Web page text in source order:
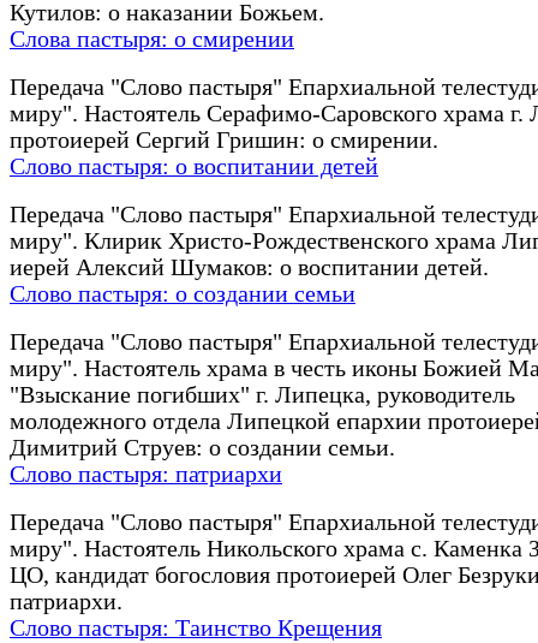
Кутилов: о наказании Божьем.
Слова пастыря: о смирении
Передача "Слово пастыря" Епархиальной
миру". Настоятель Серафимо-Саровского храма г.
протоиерей Сергий Гришин: о смирении.
Слово пастыря: о воспитании детей
Передача "Слово пастыря" Епархиальной
миру". Клирик Христо-Рождественского храма
иерей Алексий Шумаков: о воспитании детей.
Слово пастыря: о создании семьи
Передача "Слово пастыря" Епархиальной
миру". Настоятель храма в честь иконы Божией
"Взыскание погибших" г. Липецка, руководитель
молодежного отдела Липецкой епархии
Димитрий Струев: о создании семьи.
Слово пастыря: патриархи
Передача "Слово пастыря" Епархиальной
миру". Настоятель Никольского храма с. Каменка
ЦО, кандидат богословия протоиерей Олег
патриархи.
Слово пастыря: Таинство Крещения